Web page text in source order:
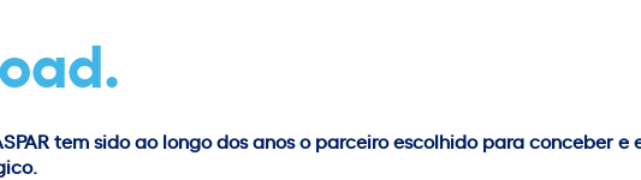
tem sido ao longo dos anos o parceiro escolhido para conceber